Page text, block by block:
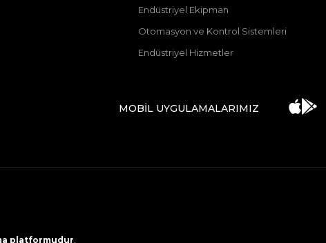
Endüstriyel Ekipman
Otomasyon ve Kontrol Sistemleri
Endüstriyel Hizmetler
MOBİL UYGULAMALARIMIZ
platformudur.